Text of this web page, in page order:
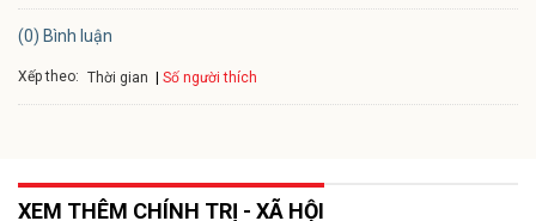
(0) Bình luận
Xếp theo: Thời gian Số người thích
XEM THÊM CHÍNH TRỊ - XÃ HỘI